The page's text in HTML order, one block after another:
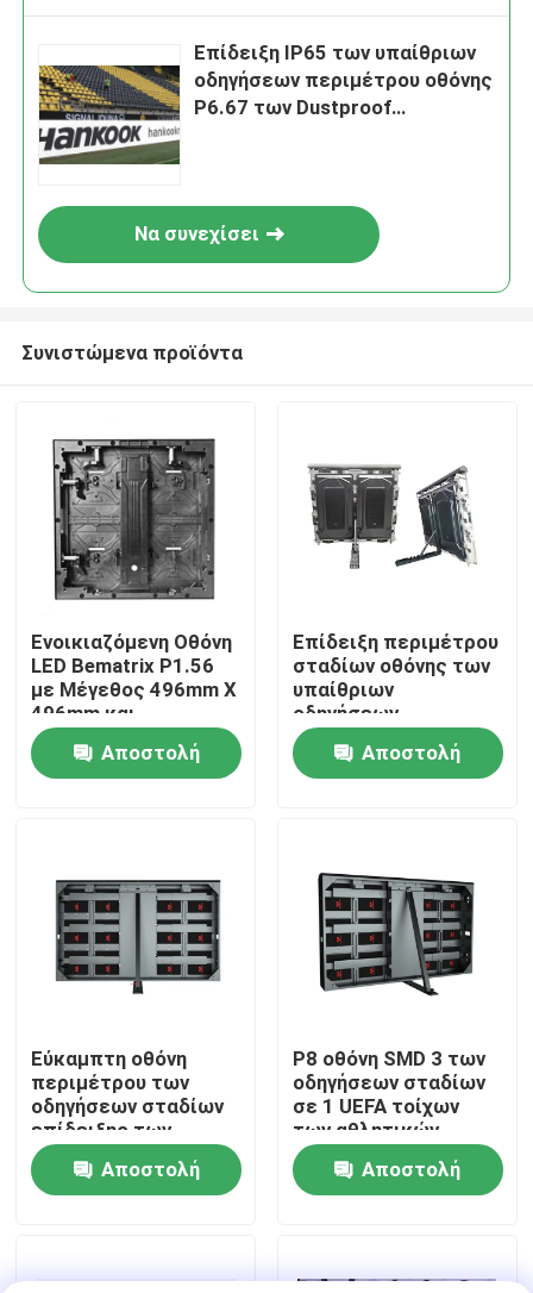
Σπίτι
Προϊόντα
Εμφάνιση VR
Επισκεψή εργοστασίου
Έλεγχος ποιότητας
Επικοινωνήστε μαζί μας
Ειδήσεις
Υπαίθρια πλήρης οδηγημένη χρώμα επίδειξη
Επίδειξη IP65 των υπαίθριων
οδηγήσεων περιμέτρου οθόνης
P6.67 των Dustproof
Να συνεχίσει
Συνιστώμενα προϊόντα
Ενοικιαζόμενη Οθόνη
LED Bematrix P1.56
με Μέγεθος 496mm X
496mm και
Τεχνολογία GOB για
Υψηλή Ποιότητα
Εικόνας
Αποστολή
Επίδειξη περιμέτρου
σταδίων οθόνης των
υπαίθριων
οδηγήσεων
διαφήμισης SMD P10
Αποστολή
Εύκαμπτη οθόνη
περιμέτρου των
οδηγήσεων σταδίων
επίδειξης των
υπαίθριων
οδηγήσεων P10 SMD
Αποστολή
P8 οθόνη SMD 3 των
οδηγήσεων σταδίων
σε 1 UEFA τοίχων
των αθλητικών
υπαίθριων
οδηγήσεωνΑποστολή